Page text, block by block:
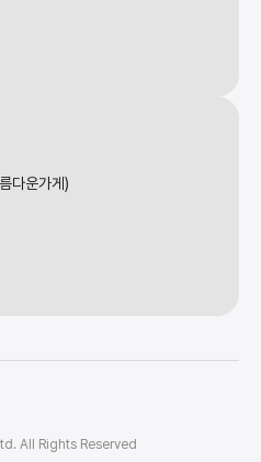
운가게)
All Rights Reserved